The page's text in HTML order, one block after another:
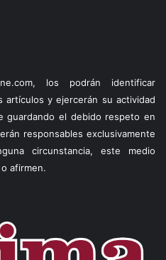
los podrán identificar
artículos y ejercerán su actividad
guardando el debido respeto en
responsables exclusivamente
circunstancia, este medio
afirmen.